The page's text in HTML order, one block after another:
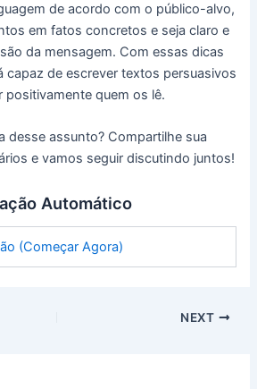
de acordo com o público-alvo,
em fatos concretos e seja claro e
da mensagem. Com essas dicas
capaz de escrever textos persuasivos
positivamente quem os lê.
desse assunto? Compartilhe sua
e vamos seguir discutindo juntos!
Automático
(Começar Agora)
NEXT